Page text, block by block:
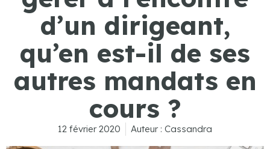
d’un dirigeant,
qu’en est-il de ses
autres mandats en
cours ?
12 février 2020 Auteur : Cassandra